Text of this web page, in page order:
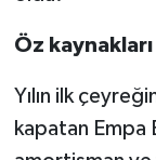
Öz
Yılın ilk
kapatan Empa